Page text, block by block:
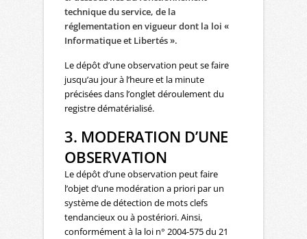
technique du service, de la
réglementation en vigueur dont la loi «
Informatique et Libertés ».
Le dépôt d’une observation peut se faire
jusqu’au jour à l’heure et la minute
précisées dans l’onglet déroulement du
registre dématérialisé.
3. MODERATION D’UNE
OBSERVATION
Le dépôt d’une observation peut faire
l’objet d’une modération a priori par un
système de détection de mots clefs
tendancieux ou à postériori. Ainsi,
conformément à la loi n° 2004-575 du 21